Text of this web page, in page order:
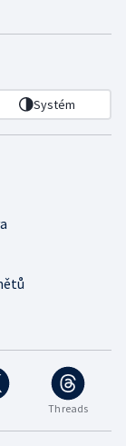
Systém
Threads